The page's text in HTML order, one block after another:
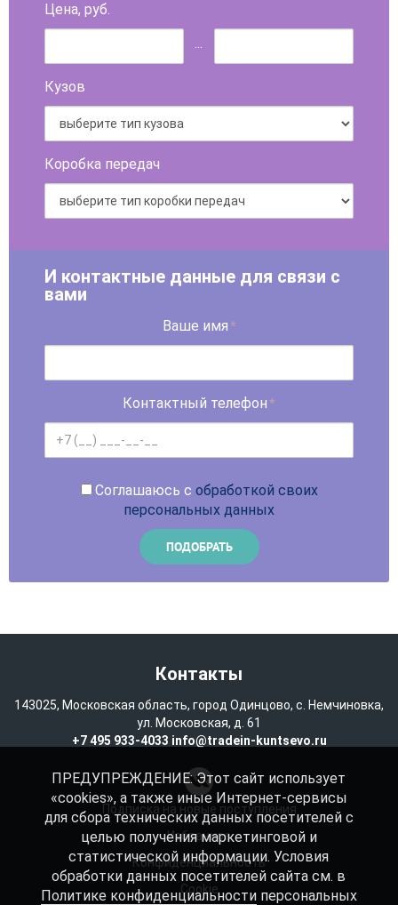
Цена, руб.
...
Кузов
Коробка передач
И контактные данные для связи с
вами
Ваше имя *
Контактный телефон *
Соглашаюсь с обработкой своих
персональных данных
Контакты
143025, Московская область, город Одинцово, с. Немчиновка,
ул. Московская, д. 61
+7 495 933-4033 info@tradein-kuntsevo.ru
Подписка на новые поступления
Избранное
Конфиденциальность
Cookie
ПРЕДУПРЕЖДЕНИЕ: Этот сайт использует
«cookies», а также иные Интернет-сервисы
для сбора технических данных посетителей с
целью получения маркетинговой и
статистической информации. Условия
обработки данных посетителей сайта см. в
Политике конфиденциальностиперсональных